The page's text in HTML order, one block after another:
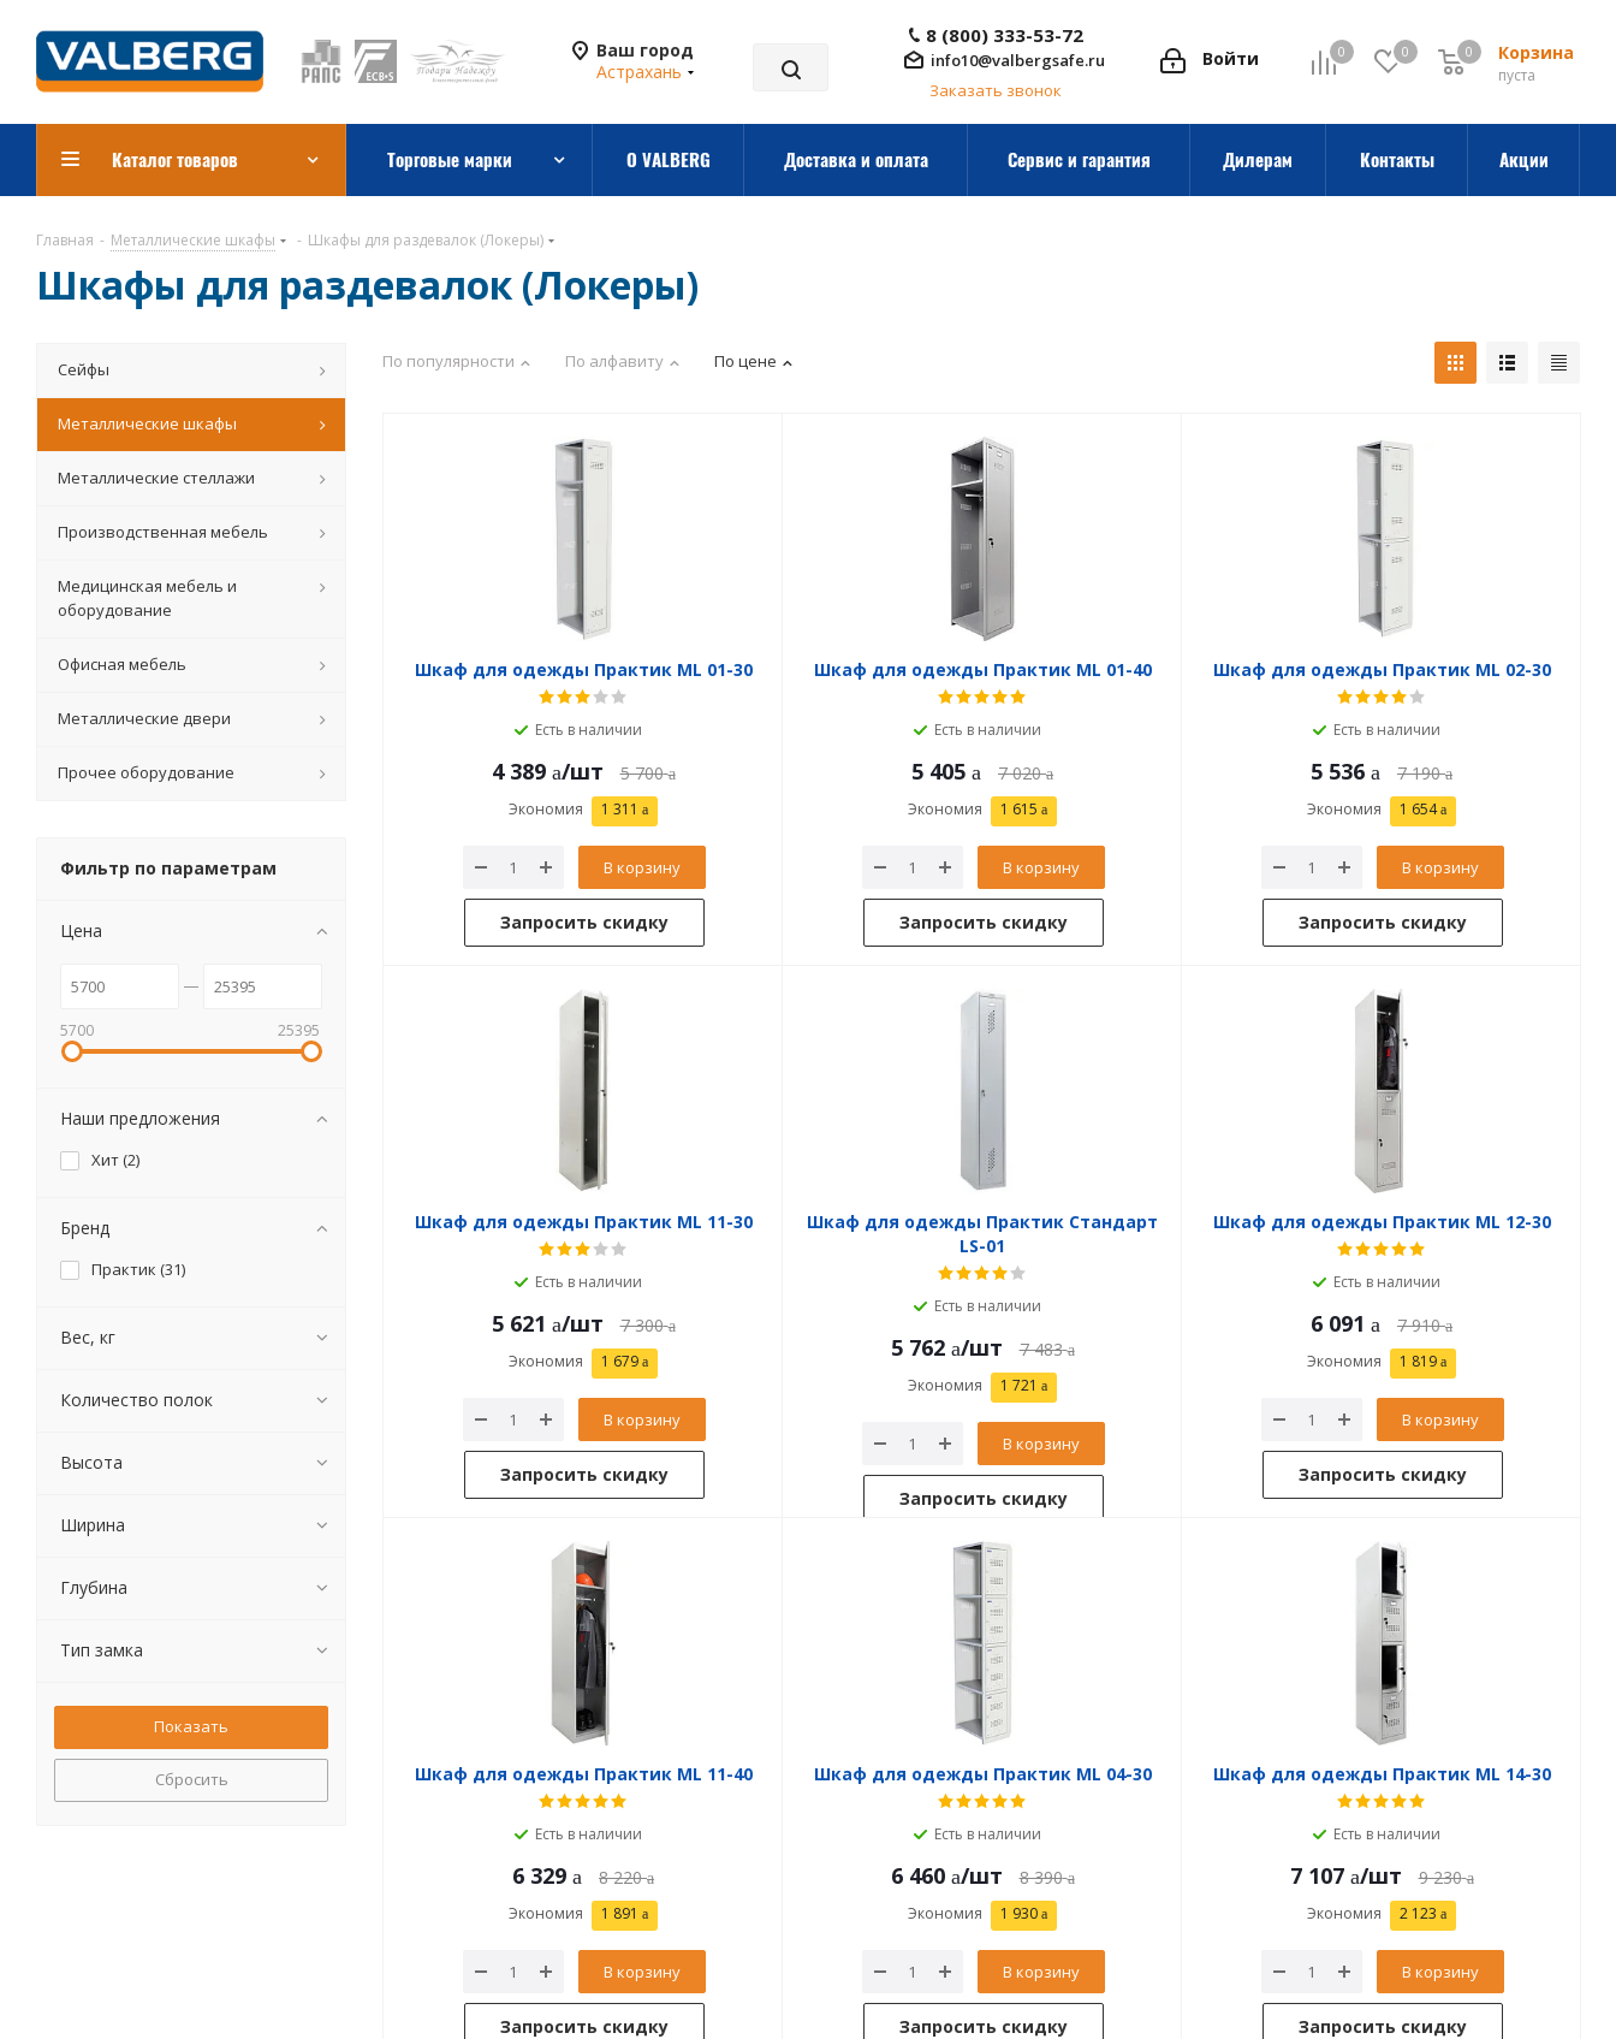
Ваш город
Астрахань
0 0 Корзина
0
пуста
0
Войти
8 (800) 333-53-72
info10@valbergsafe.ru
Заказать звонок
Каталог товаров Торговые марки О VALBERG Доставка и оплата Сервис и гарантия Дилерам Контакты Акции
Главная - Металлические шкафы - Шкафы для раздевалок (Локеры)
Шкафы для раздевалок (Локеры)
По популярности По алфавиту По цене
Шкаф для одежды Практик ML 01-30
Есть в наличии
4 389 /шт 5 700
Экономия 1 311
В корзину
Запросить скидку
Шкаф для одежды Практик ML 01-40
Есть в наличии
5 405 7 020
Экономия 1 615
В корзину
Запросить скидку
Шкаф для одежды Практик ML 02-30
Есть в наличии
5 536 7 190
Экономия 1 654
В корзину
Запросить скидку
Шкаф для одежды Практик ML 11-30
Есть в наличии
5 621 /шт 7 300
Экономия 1 679
В корзину
Запросить скидку
Шкаф для одежды Практик Стандарт
LS-01
Есть в наличии
5 762 /шт 7 483
Экономия 1 721
В корзину
Запросить скидку
Шкаф для одежды Практик ML 12-30
Есть в наличии
6 091 7 910
Экономия 1 819
В корзину
Запросить скидку
Шкаф для одежды Практик ML 11-40
Есть в наличии
6 329 8 220
Экономия 1 891
В корзину
Запросить скидку
Шкаф для одежды Практик ML 04-30
Есть в наличии
6 460 /шт 8 390
Экономия 1 930
В корзину
Запросить скидку
Шкаф для одежды Практик ML 14-30
Есть в наличии
7 107 /шт 9 230
Экономия 2 123
В корзину
Запросить скидку
Сейфы
Металлические шкафы
Металлические стеллажи
Производственная мебель
Медицинская мебель и
оборудование
Офисная мебель
Металлические двери
Прочее оборудование
Фильтр по параметрам
Цена
5700 25395
Наши предложения
Хит (2)
Бренд
Практик (31)
Вес, кг
Количество полок
Высота
Ширина
Глубина
Тип замка
Сбросить